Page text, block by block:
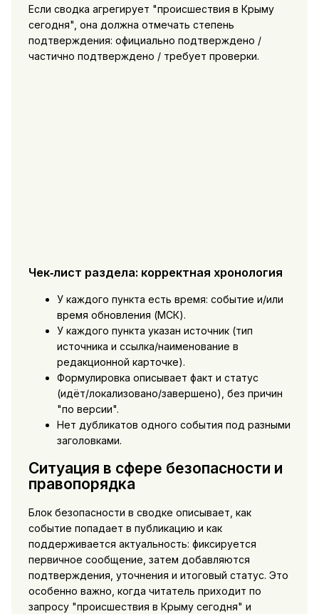
Если сводка агрегирует "происшествия в Крыму
сегодня", она должна отмечать степень
подтверждения: официально подтверждено /
частично подтверждено / требует проверки.
Чек‑лист раздела: корректная хронология
У каждого пункта есть время: событие и/или
время обновления (МСК).
У каждого пункта указан источник (тип
источника и ссылка/наименование в
редакционной карточке).
Формулировка описывает факт и статус
(идёт/локализовано/завершено), без причин
"по версии".
Нет дубликатов одного события под разными
заголовками.
Ситуация в сфере безопасности и
правопорядка
Блок безопасности в сводке описывает, как
событие попадает в публикацию и как
поддерживается актуальность: фиксируется
первичное сообщение, затем добавляются
подтверждения, уточнения и итоговый статус. Это
особенно важно, когда читатель приходит по
запросу "происшествия в Крыму сегодня" и